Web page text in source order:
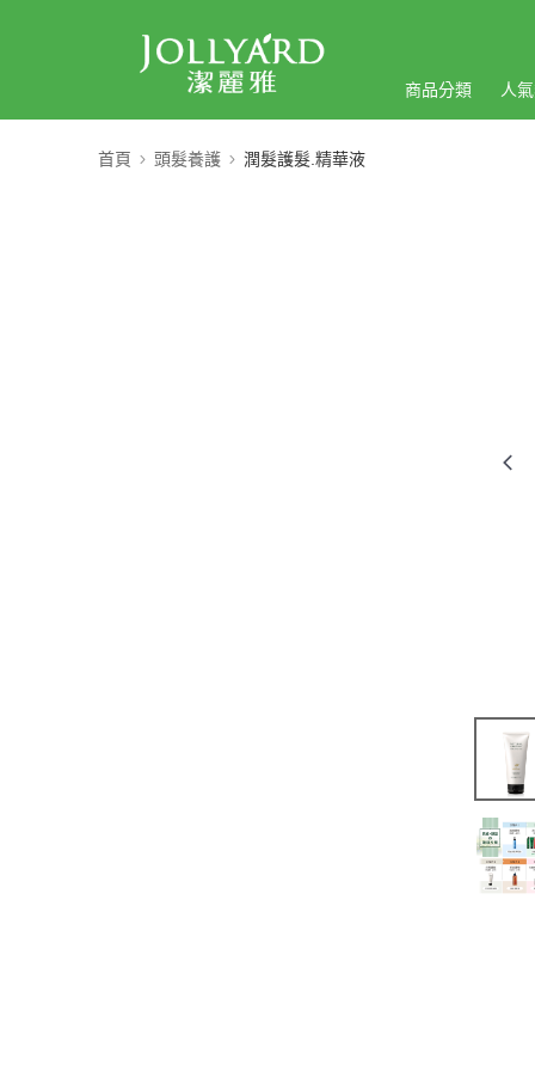
商品分類 人
首頁 頭髮養護 潤髮護髮.精華液